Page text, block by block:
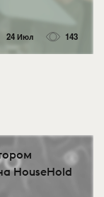
24 Июл 143
HouseHold